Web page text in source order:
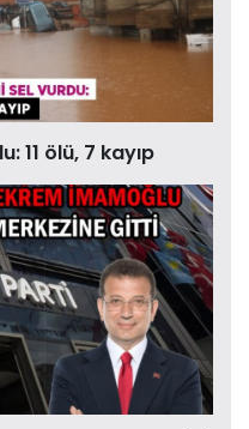
11 ölü, 7 kayıp